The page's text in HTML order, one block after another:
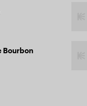
Bourbon